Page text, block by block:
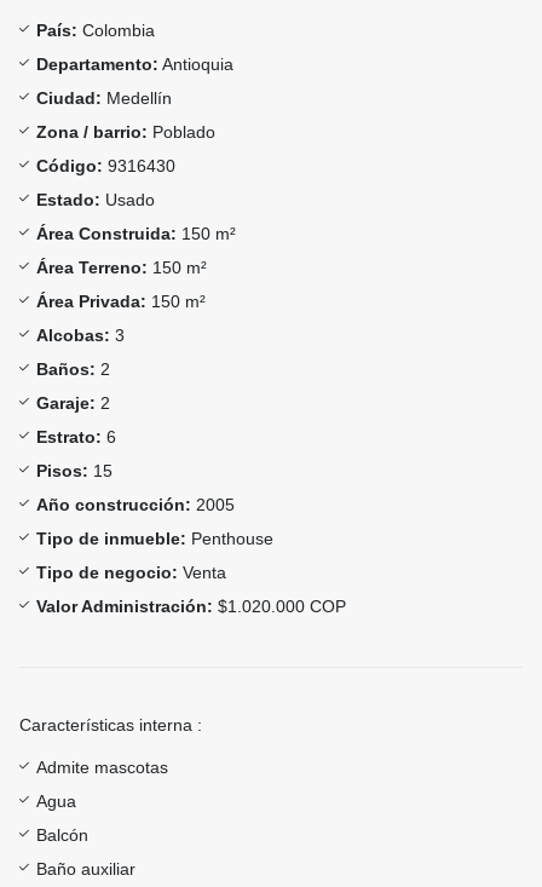
País: Colombia
Departamento: Antioquia
Ciudad: Medellín
Zona / barrio: Poblado
Código: 9316430
Estado: Usado
Área Construida: 150 m²
Área Terreno: 150 m²
Área Privada: 150 m²
Alcobas: 3
Baños: 2
Garaje: 2
Estrato: 6
Pisos: 15
Año construcción: 2005
Tipo de inmueble: Penthouse
Tipo de negocio: Venta
Valor Administración: $1.020.000 COP
Características interna :
Admite mascotas
Agua
Balcón
Baño auxiliar